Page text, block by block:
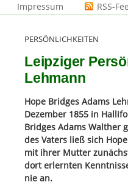
Impressum RSS-
PERSÖNLICHKEITEN
Leipziger
Lehmann
Hope Bridges Adams
Dezember 1855 in
Bridges Adams Walther
des Vaters ließ sich
mit ihrer Mutter
dort erlernten
nie an.